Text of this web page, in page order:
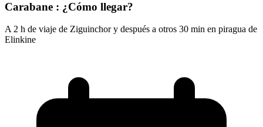
Carabane : ¿Cómo llegar?
A 2 h de viaje de Ziguinchor y después a otros 30 min en piragua de
Elinkine